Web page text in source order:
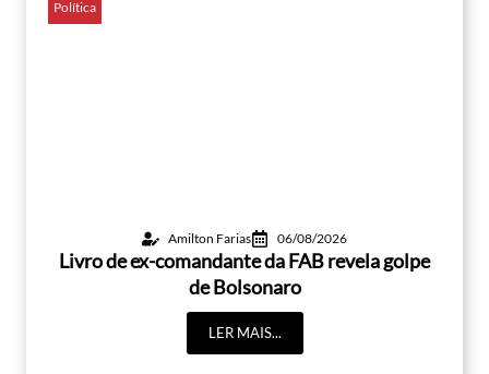
Política
Amilton Farias 06/08/2026
Livro de ex-comandante da FAB revela golpe
de Bolsonaro
LER MAIS...